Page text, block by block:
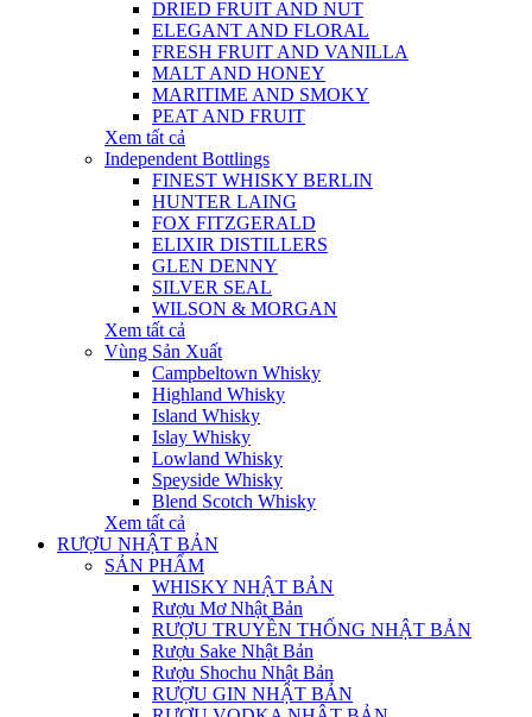
DRIED FRUIT AND NUT
ELEGANT AND FLORAL
FRESH FRUIT AND VANILLA
MALT AND HONEY
MARITIME AND SMOKY
PEAT AND FRUIT
Xem tất cả
Independent Bottlings
FINEST WHISKY BERLIN
HUNTER LAING
FOX FITZGERALD
ELIXIR DISTILLERS
GLEN DENNY
SILVER SEAL
WILSON & MORGAN
Xem tất cả
Vùng Sản Xuất
Campbeltown Whisky
Highland Whisky
Island Whisky
Islay Whisky
Lowland Whisky
Speyside Whisky
Blend Scotch Whisky
Xem tất cả
RƯỢU NHẬT BẢN
SẢN PHẨM
WHISKY NHẬT BẢN
Rượu Mơ Nhật Bản
RƯỢU TRUYỀN THỐNG NHẬT BẢN
Rượu Sake Nhật Bản
Rượu Shochu Nhật Bản
RƯỢU GIN NHẬT BẢN